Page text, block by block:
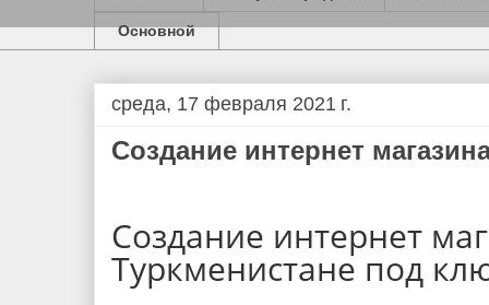
Основной
среда, 17 февраля 2021 г.
Создание интернет
Создание интернет
Туркменистане под